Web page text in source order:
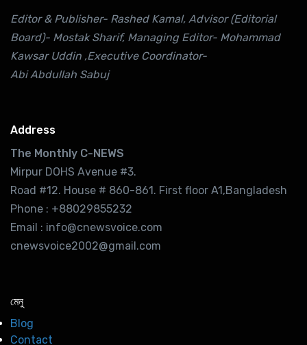
Editor & Publisher- Rashed Kamal, Advisor (Editorial
Board)- Mostak Sharif, Managing Editor- Mohammad
Kawsar Uddin ,Executive Coordinator-
Abi Abdullah Sabuj
Address
The Monthly C-NEWS
Mirpur DOHS Avenue #3.
Road #12. House # 860-861. First floor A1,Bangladesh
Phone : +88029855232
Email : info@cnewsvoice.com
cnewsvoice2002@gmail.com
মেনু
Blog
Contact